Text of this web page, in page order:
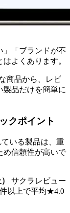
」「ブランドが不
よくあります。
商品から、レビ
製品だけを簡単に
クポイント
いる製品は、重
め信頼性が高いで
サクラレビュー
以上で平均★4.0